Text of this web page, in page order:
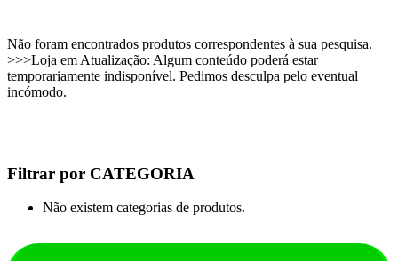
Não foram encontrados produtos correspondentes à sua pesquisa.
>>>Loja em Atualização: Algum conteúdo poderá estar
temporariamente indisponível. Pedimos desculpa pelo eventual
incómodo.
Filtrar por CATEGORIA
Não existem categorias de produtos.